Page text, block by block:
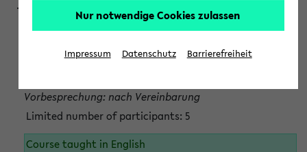
Projektmodul "Bakterielle Biotechnologie"
Persönliche Anmeldung beim Veranstalter ist unbedingt
Vorbesprechung: nach Vereinbarung
Limited number of participants: 5
Course taught in English
Nur notwendige Cookies zulassen
Impressum Datenschutz Barrierefreiheit